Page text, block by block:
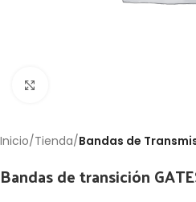
Inicio Tienda Bandas de
Bandas de transición